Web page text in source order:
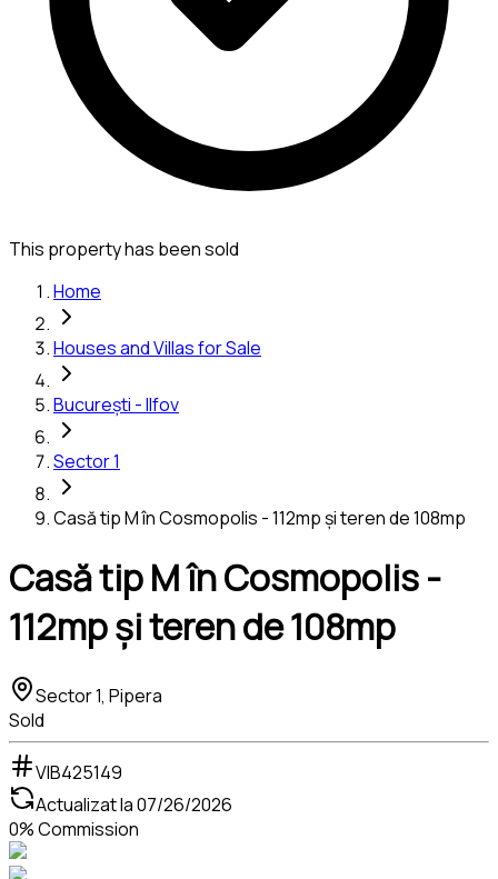
This property has been sold
Home
Houses and Villas for Sale
București - Ilfov
Sector 1
Casă tip M în Cosmopolis - 112mp și teren de 108mp
Casă tip M în Cosmopolis -
112mp și teren de 108mp
Sector 1, Pipera
Sold
VIB425149
Actualizat la07/26/2026
0% Commission